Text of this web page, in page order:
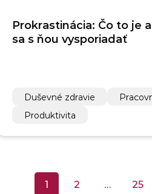
Prokrastinácia: Čo to je
sa s ňou vysporiadať
Duševné zdravie
Produktivita
1 2 … 25